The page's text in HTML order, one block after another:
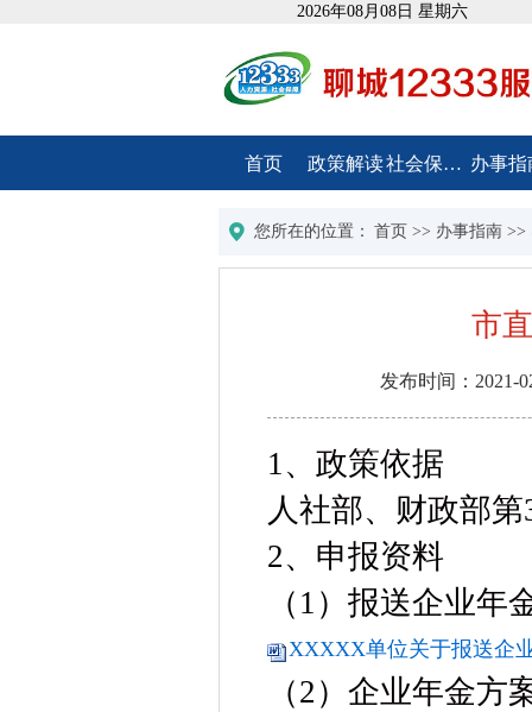
2026年08月08日 星期六
首页 政策解读 社会保障卡 办事指
您所在的位置： 首页 >> 办事指南>>
市
发布时间： 2021-
1、政策依据
人社部、财政部
2、申报资料
（1）报送企业年
XXXXX单位关于报送企
（2）企业年金方